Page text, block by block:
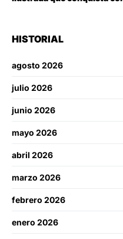
HISTORIAL
agosto 2026
julio 2026
junio 2026
mayo 2026
abril 2026
marzo 2026
febrero 2026
enero 2026